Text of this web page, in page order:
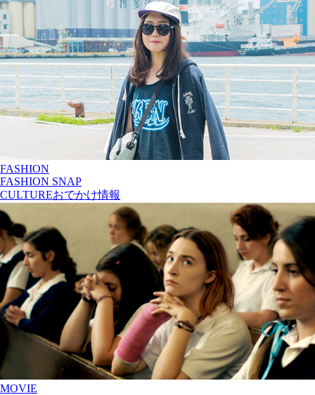
FASHION
FASHION SNAP
CULTUREおでかけ情報
MOVIE